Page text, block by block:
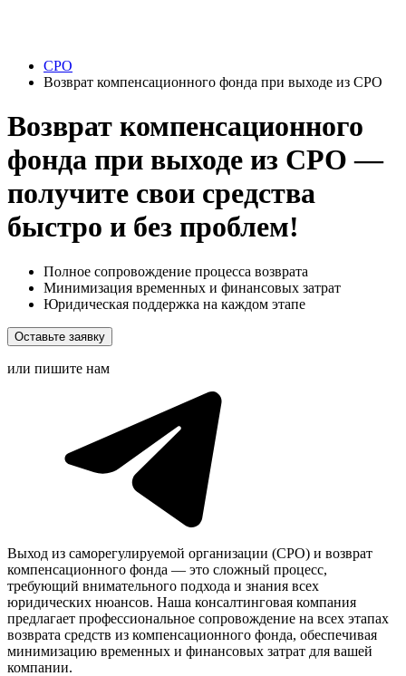
СРО
Возврат компенсационного фонда при выходе из СРО
Возврат компенсационного
фонда при выходе из СРО —
получите свои средства
быстро и без проблем!
Полное сопровождение процесса возврата
Минимизация временных и финансовых затрат
Юридическая поддержка на каждом этапе
Оставьте заявку
или пишите нам
Выход из саморегулируемой организации (СРО) и возврат
компенсационного фонда — это сложный процесс,
требующий внимательного подхода и знания всех
юридических нюансов. Наша консалтинговая компания
предлагает профессиональное сопровождение на всех этапах
возврата средств из компенсационного фонда, обеспечивая
минимизацию временных и финансовых затрат для вашей
компании.